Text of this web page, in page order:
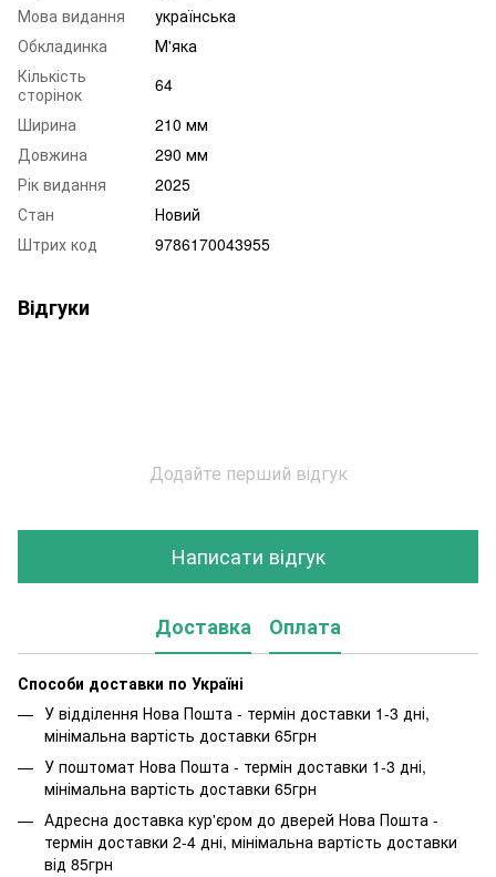
Мова видання
українська
Обкладинка
М'яка
Кількість
сторінок
64
Ширина
210 мм
Довжина
290 мм
Рік видання
2025
Стан
Новий
Штрих код
9786170043955
Відгуки
Додайте перший відгук
Написати відгук
Доставка Оплата
Способи доставки по Україні
У відділення Нова Пошта - термін доставки 1-3 дні,
мінімальна вартість доставки 65грн
У поштомат Нова Пошта - термін доставки 1-3 дні,
мінімальна вартість доставки 65грн
Адресна доставка кур'єром до дверей Нова Пошта -
термін доставки 2-4 дні, мінімальна вартість доставки
від 85грн